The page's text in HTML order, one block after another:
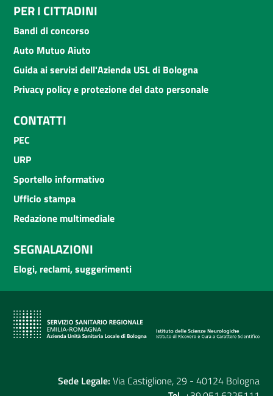
PER I CITTADINI
Bandi di concorso
Auto Mutuo Aiuto
Guida ai servizi dell'Azienda USL di Bologna
Privacy policy e protezione del dato personale
CONTATTI
PEC
URP
Sportello informativo
Ufficio stampa
Redazione multimediale
SEGNALAZIONI
Elogi, reclami, suggerimenti
Sede Legale: Via Castiglione, 29 - 40124 Bologna